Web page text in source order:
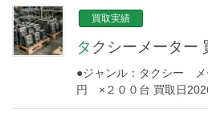
買取実績
タクシーメータ
●ジャンル：タクシー
円 ×２００台 買取日